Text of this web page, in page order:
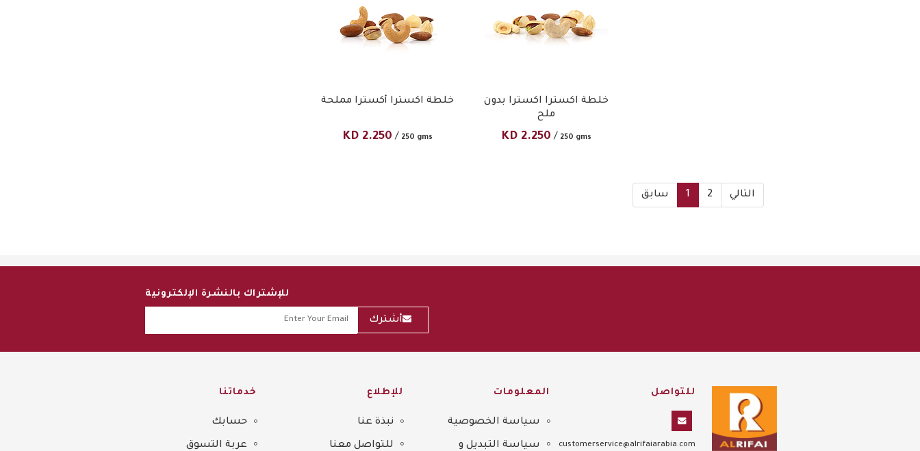
خلطة اكسترا أكسترا مملحة
KD 2.250 / 250 gms
خلطة اكسترا اكسترا بدون
ملح
KD 2.250 / 250 gms
سابق 1 2 التالي
للإشتراك بالنشرة الإلكترونية
أشترك
للتواصل
customerservice@alrifaiarabia.com
المعلومات
Sitemap
سياسة الخصوصية
سياسة التبديل و
للإطلاع
نبذة عنا
للتواصل معنا
خدماتنا
حسابك
عربة التسوق